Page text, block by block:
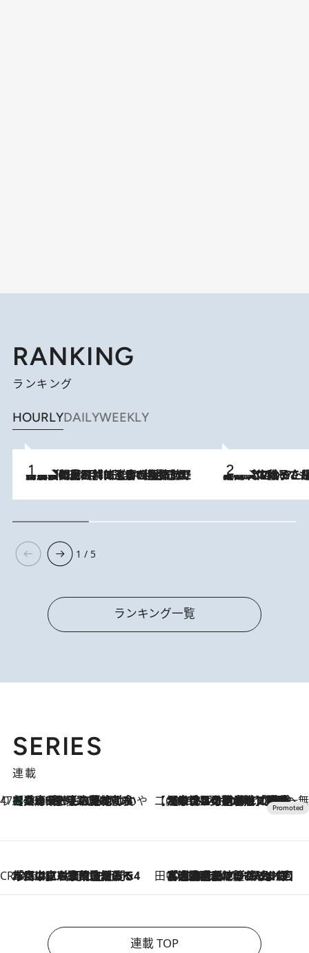
RANKING
ランキング
HOURLYDAILYWEEKLY
2026.8.8
「最後に見られてよかった」上野動物園の東園パンダ舎が解体前に特別公開。8月16日まで延長されたパネル展と共に辿る“半世紀”のパンダ飼育《解体工事の図面あり》 2026.8.5
【阿川佐和子さんの年とる力】なぜ70代で始めた趣味は“こんなに楽しい”のか？ ピアノ、俳句…スランプに陥っても続けられる“ある秘訣”とは
1 / 5
ランキング一覧
SERIES
連載
47都道府県の手みやげ ひんやりスイーツで夏を満喫
2026.8.8
【兵庫県】この夏絶対食べたい 冷やしておいしいおやつ3選 淡路島の恵みをジェラートに集約 【CREA×星野リゾート】唯一無二。癒しと発見が待つ場所へ
2026.8.7
【トンボの足水浴】ヒノキの香りに包まれて涼感マックス！約13℃の湧水かけ流しを避暑地「星野温泉 トンボの湯」で体験
CREA'S CHOICE
2026.8.7
「立川にも歌舞伎があるんだよ」 片岡仁左衛門・市川中車ら豪華座組みで4年目の立川立飛歌舞伎へ 田中稲の勝手に再ブーム
2026.8.7
「湘南乃風に憧れて」観客大盛上がりの“タオル回し”に、ラッパー顔負けの高速歌唱まで…さだまさし（74）のアグレッシブすぎる現在地
連載 TOP